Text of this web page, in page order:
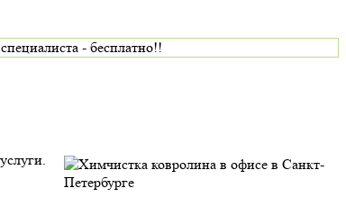
- бесплатно!!